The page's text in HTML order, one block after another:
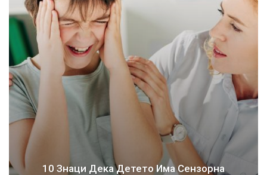
10 Знаци Дека Детето Има Сензорна